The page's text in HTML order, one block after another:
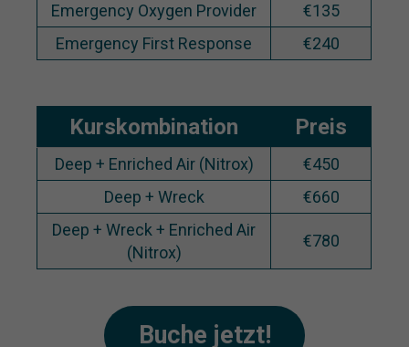
Emergency Oxygen Provider
€135
Emergency First Response
€240
Kurskombination Preis
Deep + Enriched Air (Nitrox)
€450
Deep + Wreck
€660
Deep + Wreck + Enriched Air
(Nitrox)
€780
Buche jetzt!